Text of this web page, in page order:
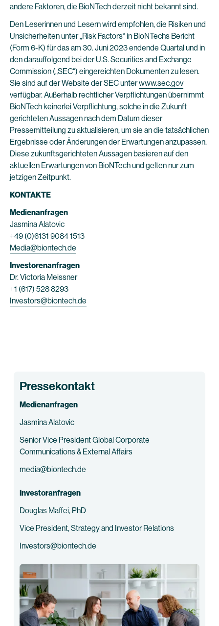
andere Faktoren, die BioNTech derzeit nicht bekannt sind.
Den Leserinnen und Lesern wird empfohlen, die Risiken und
Unsicherheiten unter „Risk Factors“ in BioNTechs Bericht
(Form 6-K) für das am 30. Juni 2023 endende Quartal und in
den darauffolgend bei der U.S. Securities and Exchange
Commission („SEC“) eingereichten Dokumenten zu lesen.
Sie sind auf der Website der SEC unterwww.sec.gov
verfügbar. Außerhalb rechtlicher Verpflichtungen übernimmt
BioNTech keinerlei Verpflichtung, solche in die Zukunft
gerichteten Aussagen nach dem Datum dieser
Pressemitteilung zu aktualisieren, um sie an die tatsächlichen
Ergebnisse oder Änderungen der Erwartungen anzupassen.
Diese zukunftsgerichteten Aussagen basieren auf den
aktuellen Erwartungen von BioNTech und gelten nur zum
jetzigen Zeitpunkt.
KONTAKTE
Medienanfragen
Jasmina Alatovic
+49 (0)6131 9084 1513
Media@biontech.de
Investorenanfragen
Dr. Victoria Meissner
+1 (617) 528 8293
Investors@biontech.de
Pressekontakt
Medienanfragen
Jasmina Alatovic
Senior Vice President Global Corporate
Communications & External Affairs
media@biontech.de
Investoranfragen
Douglas Maffei, PhD
Vice President, Strategy and Investor Relations
Investors@biontech.de